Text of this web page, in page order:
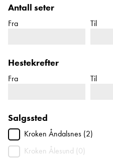
Antall seter
Fra Til
Hestekrefter
Fra Til
Salgssted
Kroken Åndalsnes (2)
Kroken Ålesund (0)